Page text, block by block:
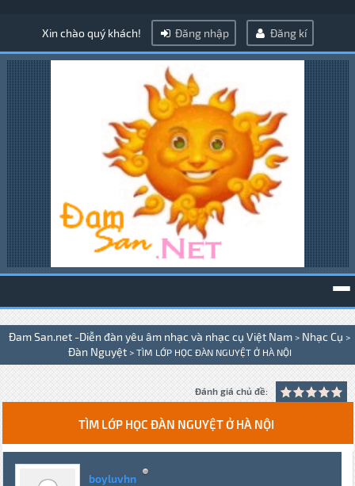
Xin chào quý khách! Đăng nhập Đăng kí
Đam San.net -Diễn đàn yêu âm nhạc và nhạc cụ Việt Nam > Nhạc Cụ >
Đàn Nguyệt > TÌM LỚP HỌC ĐÀN NGUYỆT Ở HÀ NỘI
Đánh giá chủ đề:
TÌM LỚP HỌC ĐÀN NGUYỆT Ở HÀ NỘI
boyluvhn